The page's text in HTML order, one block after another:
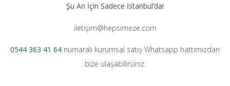
Şu An İçin Sadece İstanbul’da!
iletişim@hepsimeze.com
0544 363 41 64 numaralı kurumsal satış Whatsapp hattımızdan
bize ulaşabilirsiniz.